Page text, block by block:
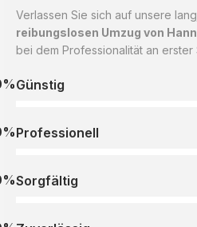
Verlassen Sie sich auf unsere
reibungslosen Umzug von
bei dem Professionalität an erster
Günstig
Professionell
Sorgfältig